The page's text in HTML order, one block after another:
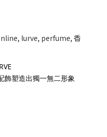
飾塑造出獨一無二形象